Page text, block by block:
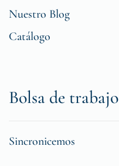
Nuestro Blog
Catálogo
Bolsa de trabajo
Sincronicemos